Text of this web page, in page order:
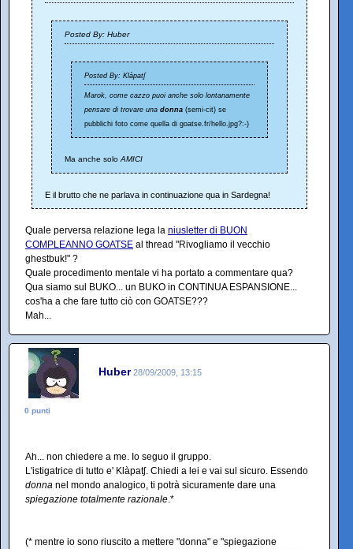
Posted By: Huber
Posted By: Klàpatʃ
Marok, come cazzo puoi anche solo lontanamente
pensare di trovare una donna (semi-cit) se
pubblichi foto come quella di goatse.fr/hello.jpg?:-)
Ma anche solo AMICI
E il brutto che ne parlava in continuazione qua in Sardegna!
Quale perversa relazione lega la niusletter di BUON
COMPLEANNO GOATSE al thread "Rivogliamo il vecchio
ghestbuk!" ?
Quale procedimento mentale vi ha portato a commentare qua?
Qua siamo sul BUKO... un BUKO in CONTINUA ESPANSIONE...
cos'ha a che fare tutto ciò con GOATSE???
Mah...
Huber 28/09/2009, 13:15
0 punti
Ah... non chiedere a me. Io seguo il gruppo.
L'istigatrice di tutto e' Klàpatʃ. Chiedi a lei e vai sul sicuro. Essendo
donna nel mondo analogico, ti potrà sicuramente dare una
spiegazione totalmente razionale.*
(* mentre io sono riuscito a mettere "donna" e "spiegazione